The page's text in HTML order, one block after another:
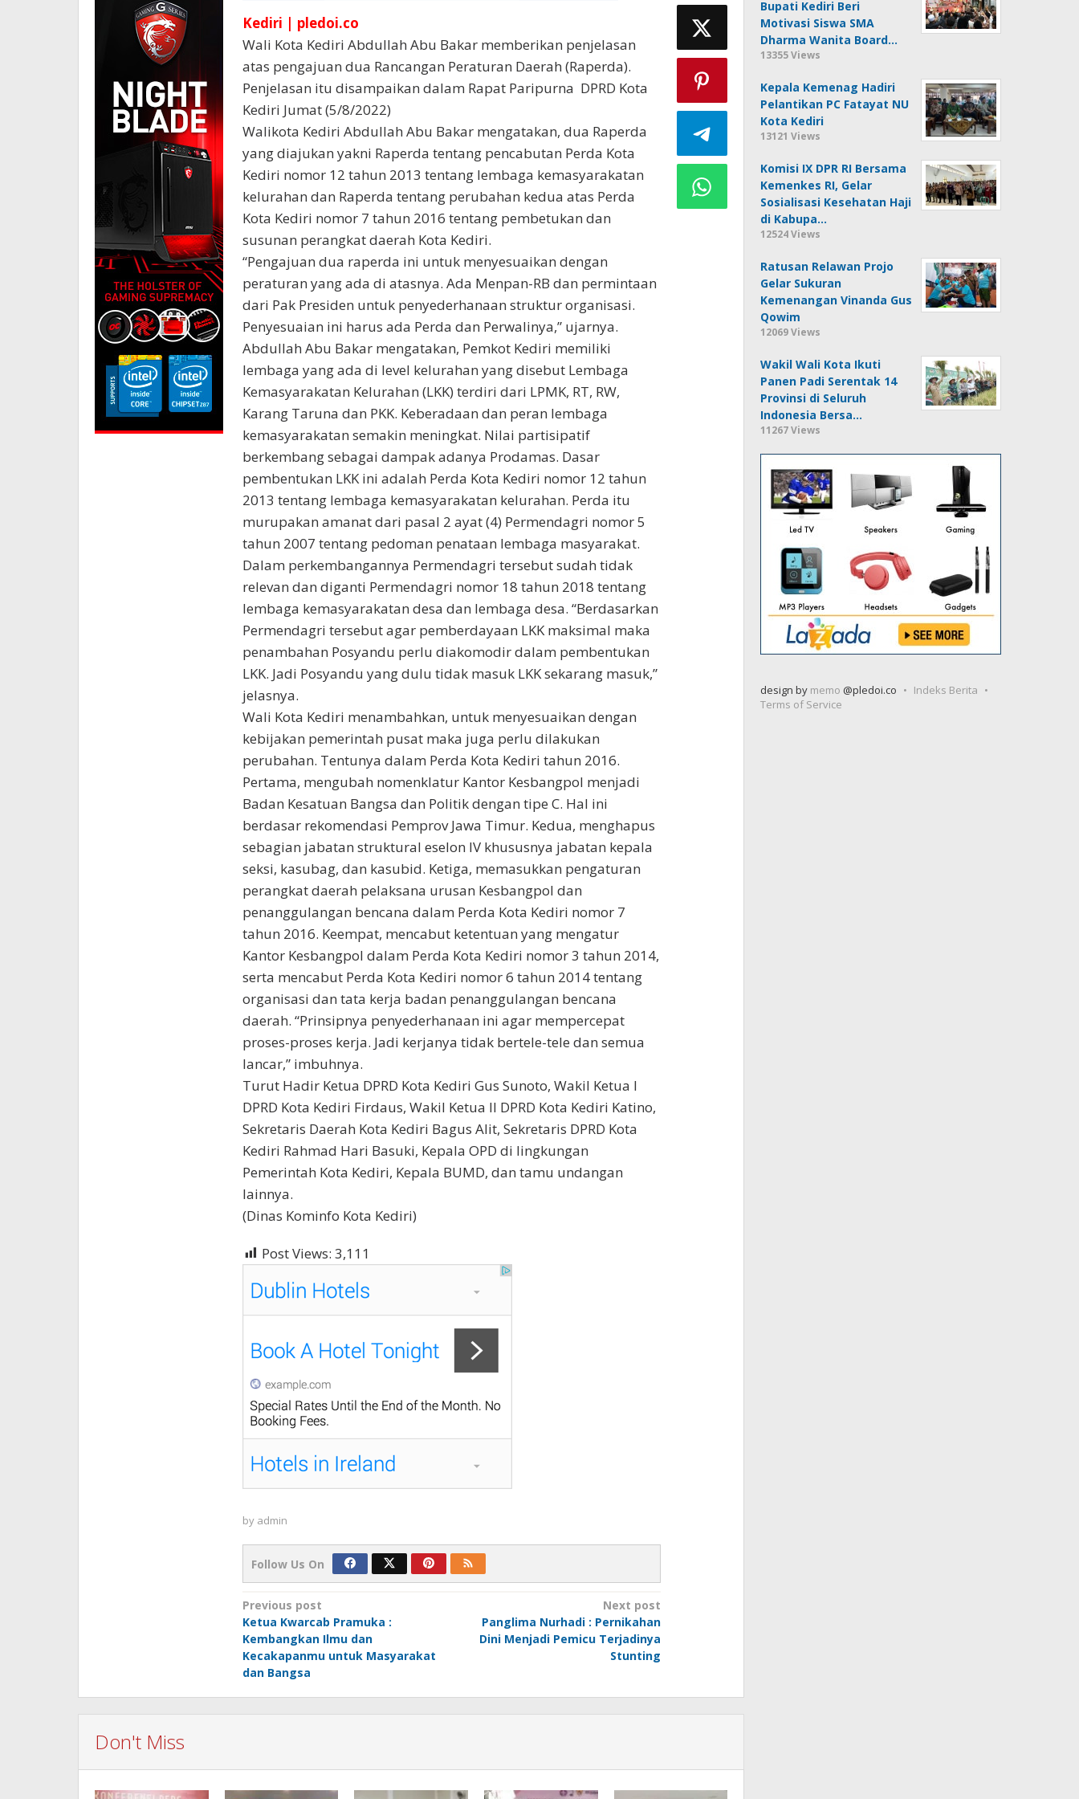
Kediri | pledoi.co
Wali Kota Kediri Abdullah Abu Bakar memberikan penjelasan
atas pengajuan dua Rancangan Peraturan Daerah (Raperda).
Penjelasan itu disampaikan dalam Rapat Paripurna DPRD Kota
Kediri Jumat (5/8/2022)
Walikota Kediri Abdullah Abu Bakar mengatakan, dua Raperda
yang diajukan yakni Raperda tentang pencabutan Perda Kota
Kediri nomor 12 tahun 2013 tentang lembaga kemasyarakatan
kelurahan dan Raperda tentang perubahan kedua atas Perda
Kota Kediri nomor 7 tahun 2016 tentang pembetukan dan
susunan perangkat daerah Kota Kediri.
“Pengajuan dua raperda ini untuk menyesuaikan dengan
peraturan yang ada di atasnya. Ada Menpan-RB dan permintaan
dari Pak Presiden untuk penyederhanaan struktur organisasi.
Penyesuaian ini harus ada Perda dan Perwalinya,” ujarnya.
Abdullah Abu Bakar mengatakan, Pemkot Kediri memiliki
lembaga yang ada di level kelurahan yang disebut Lembaga
Kemasyarakatan Kelurahan (LKK) terdiri dari LPMK, RT, RW,
Karang Taruna dan PKK. Keberadaan dan peran lembaga
kemasyarakatan semakin meningkat. Nilai partisipatif
berkembang sebagai dampak adanya Prodamas. Dasar
pembentukan LKK ini adalah Perda Kota Kediri nomor 12 tahun
2013 tentang lembaga kemasyarakatan kelurahan. Perda itu
murupakan amanat dari pasal 2 ayat (4) Permendagri nomor 5
tahun 2007 tentang pedoman penataan lembaga masyarakat.
Dalam perkembangannya Permendagri tersebut sudah tidak
relevan dan diganti Permendagri nomor 18 tahun 2018 tentang
lembaga kemasyarakatan desa dan lembaga desa. “Berdasarkan
Permendagri tersebut agar pemberdayaan LKK maksimal maka
penambahan Posyandu perlu diakomodir dalam pembentukan
LKK. Jadi Posyandu yang dulu tidak masuk LKK sekarang masuk,”
jelasnya.
Wali Kota Kediri menambahkan, untuk menyesuaikan dengan
kebijakan pemerintah pusat maka juga perlu dilakukan
perubahan. Tentunya dalam Perda Kota Kediri tahun 2016.
Pertama, mengubah nomenklatur Kantor Kesbangpol menjadi
Badan Kesatuan Bangsa dan Politik dengan tipe C. Hal ini
berdasar rekomendasi Pemprov Jawa Timur. Kedua, menghapus
sebagian jabatan struktural eselon IV khususnya jabatan kepala
seksi, kasubag, dan kasubid. Ketiga, memasukkan pengaturan
perangkat daerah pelaksana urusan Kesbangpol dan
penanggulangan bencana dalam Perda Kota Kediri nomor 7
tahun 2016. Keempat, mencabut ketentuan yang mengatur
Kantor Kesbangpol dalam Perda Kota Kediri nomor 3 tahun 2014,
serta mencabut Perda Kota Kediri nomor 6 tahun 2014 tentang
organisasi dan tata kerja badan penanggulangan bencana
daerah. “Prinsipnya penyederhanaan ini agar mempercepat
proses-proses kerja. Jadi kerjanya tidak bertele-tele dan semua
lancar,” imbuhnya.
Turut Hadir Ketua DPRD Kota Kediri Gus Sunoto, Wakil Ketua I
DPRD Kota Kediri Firdaus, Wakil Ketua II DPRD Kota Kediri Katino,
Sekretaris Daerah Kota Kediri Bagus Alit, Sekretaris DPRD Kota
Kediri Rahmad Hari Basuki, Kepala OPD di lingkungan
Pemerintah Kota Kediri, Kepala BUMD, dan tamu undangan
lainnya.
(Dinas Kominfo Kota Kediri)
Post Views: 3,111
by admin
Follow Us On
Post
navigation
Previous post
Ketua Kwarcab Pramuka :
Kembangkan Ilmu dan
Kecakapanmu untuk Masyarakat
dan Bangsa
Next post
Panglima Nurhadi : Pernikahan
Dini Menjadi Pemicu Terjadinya
Stunting
Don't Miss
Bupati Kediri Beri
Motivasi Siswa SMA
Dharma Wanita Board…
13355 Views
Kepala Kemenag Hadiri
Pelantikan PC Fatayat NU
Kota Kediri
13121 Views
Komisi IX DPR RI Bersama
Kemenkes RI, Gelar
Sosialisasi Kesehatan Haji
di Kabupa…
12524 Views
Ratusan Relawan Projo
Gelar Sukuran
Kemenangan Vinanda Gus
Qowim
12069 Views
Wakil Wali Kota Ikuti
Panen Padi Serentak 14
Provinsi di Seluruh
Indonesia Bersa…
11267 Views
design by memo @pledoi.co
Indeks Berita
Terms of Service